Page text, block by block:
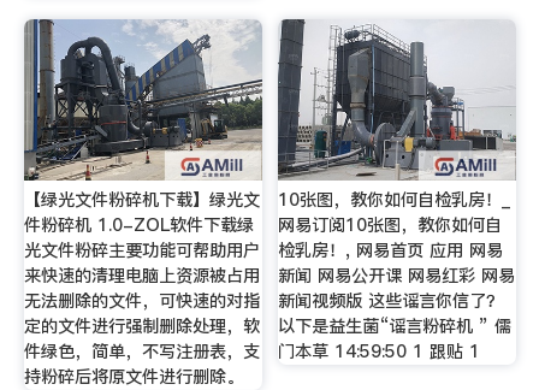
【绿光文件粉碎机下载】绿光文
件粉碎机 1.0-ZOL软件下载绿
光文件粉碎主要功能可帮助用户
来快速的清理电脑上资源被占用
无法删除的文件，可快速的对指
定的文件进行强制删除处理，软
件绿色，简单，不写注册表，支
持粉碎后将原文件进行删除。
10张图，教你如何自检乳房！_
网易订阅10张图，教你如何自
检乳房！, 网易首页 应用 网易
新闻 网易公开课 网易红彩 网易
新闻视频版 这些谣言你信了？
以下是益生菌“谣言粉碎机 ” 儒
门本草 14:59:50 1 跟贴 1